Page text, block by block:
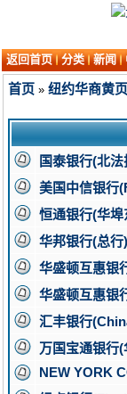
返回首页 分类 新闻
首页 » 纽约华商黄页
国泰银行(北
美国中信银行
恒通银行(华
华邦银行(总
华盛顿互惠银
华盛顿互惠银
汇丰银行
万国宝通银行
NEW YORK